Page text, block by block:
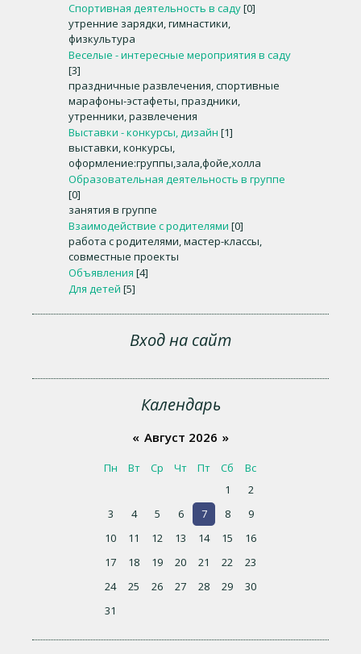
Спортивная деятельность в саду[0]
утренние зарядки, гимнастики,
физкультура
Веселые - интересные мероприятия в саду
[3]
праздничные развлечения, спортивные
марафоны-эстафеты, праздники,
утренники, развлечения
Выставки - конкурсы, дизайн [1]
выставки, конкурсы,
оформление:группы,зала,фойе,холла
Образовательная деятельность в группе
[0]
занятия в группе
Взаимодействие с родителями [0]
работа с родителями, мастер-классы,
совместные проекты
Объявления [4]
Для детей [5]
Вход на сайт
Календарь
« Август 2026 »
Пн Вт Ср Чт Пт Сб
Вс
1
2
3
4 5 6 7 8
9
10
11 12 13 14 15
16
17
18 19 20 21 22
23
24
25 26 27 28 29
30
31